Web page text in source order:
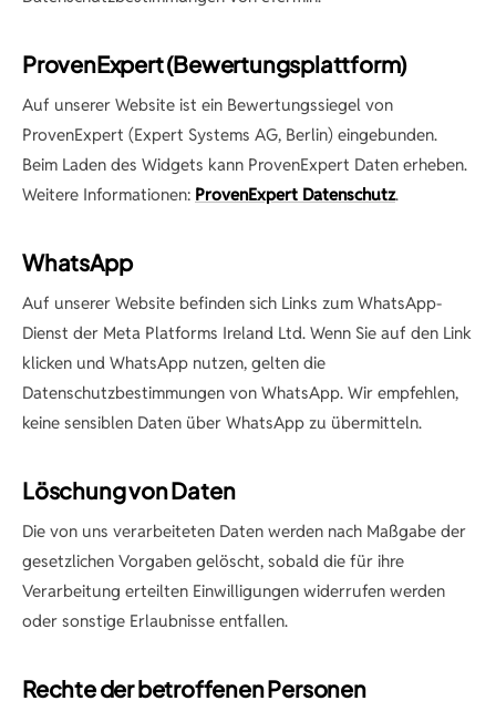
ProvenExpert (Bewertungsplattform)
Auf unserer Website ist ein Bewertungssiegel von
ProvenExpert (Expert Systems AG, Berlin) eingebunden.
Beim Laden des Widgets kann ProvenExpert Daten erheben.
Weitere Informationen: ProvenExpert Datenschutz.
WhatsApp
Auf unserer Website befinden sich Links zum WhatsApp-
Dienst der Meta Platforms Ireland Ltd. Wenn Sie auf den Link
klicken und WhatsApp nutzen, gelten die
Datenschutzbestimmungen von WhatsApp. Wir empfehlen,
keine sensiblen Daten über WhatsApp zu übermitteln.
Löschung von Daten
Die von uns verarbeiteten Daten werden nach Maßgabe der
gesetzlichen Vorgaben gelöscht, sobald die für ihre
Verarbeitung erteilten Einwilligungen widerrufen werden
oder sonstige Erlaubnisse entfallen.
Rechte der betroffenen Personen